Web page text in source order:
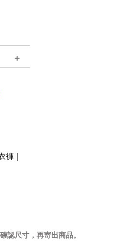
+
褲 ｜
認尺寸，再寄出商品。